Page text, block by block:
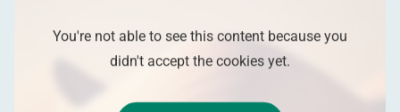
You're not able to see this content because you
didn't accept the cookies yet.